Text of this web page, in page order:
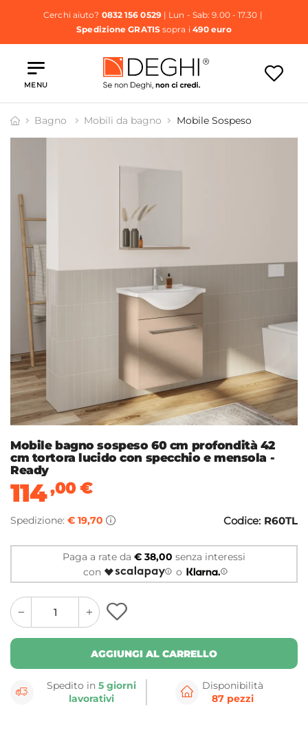
Cerchi aiuto? 0832 156 0529| Lun - Sab: 9.00 - 17.30 |
Spedizione GRATISsopra i 490 euro
MENU
Bagno Mobili da bagno Mobile Sospeso
Mobile bagno sospeso 60 cm profondità 42
cm tortora lucido con specchio e mensola -
Ready
114,00€
Spedizione: € 19,70 Codice: R60TL
Paga a rate da € 38,00 senza interessi
con
o
quantity
button
quantity
minus
button
AGGIUNGI AL CARRELLO
Spedito in5 giorni
lavorativi
Disponibilità
87 pezzi